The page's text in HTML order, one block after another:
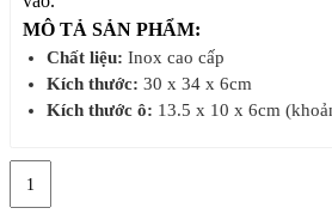
MÔ TẢ SẢN PHẨM:
Chất liệu: Inox cao cấp
Kích thước: 30 x 34 x 6cm
Kích thước ô: 13.5 x 10 x 6cm